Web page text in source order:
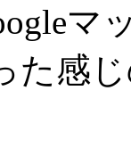
マ
た感